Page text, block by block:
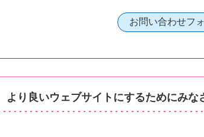
より良いウェブサイトにするためにみ